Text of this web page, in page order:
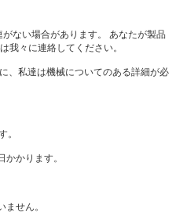
ない場合があります。
あなたが製品
我々に連絡してください。
、私達は機械についてのある詳細が必
。
かります。
せん。